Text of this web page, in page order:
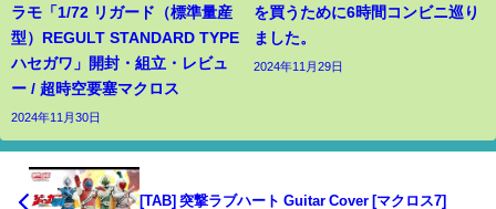
ラモ「1/72 リガード（標準量産
型）REGULT STANDARD TYPE
ハセガワ」開封・組立・レビュ
ー / 超時空要塞マクロス
2024年11月30日
を買うために6時間コンビニ巡り
ました。
2024年11月29日
[TAB] 突撃ラブハート Guitar Cover [マクロス7]